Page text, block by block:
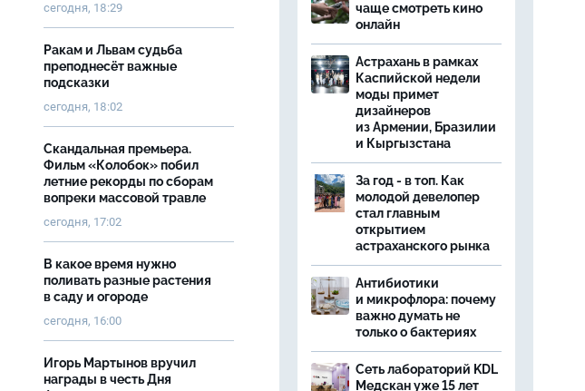
сегодня, 18:29
Ракам и Львам судьба
преподнесёт важные
подсказки
сегодня, 18:02
Скандальная премьера.
Фильм «Колобок» побил
летние рекорды по сборам
вопреки массовой травле
сегодня, 17:02
В какое время нужно
поливать разные растения
в саду и огороде
сегодня, 16:00
Игорь Мартынов вручил
награды в честь Дня
чаще смотреть кино
онлайн
Астрахань в рамках
Каспийской недели
моды примет
дизайнеров
из Армении, Бразилии
и Кыргызстана
За год - в топ. Как
молодой девелопер
стал главным
открытием
астраханского рынка
Антибиотики
и микрофлора: почему
важно думать не
только о бактериях
Сеть лабораторий KDL
Медскан уже 15 лет